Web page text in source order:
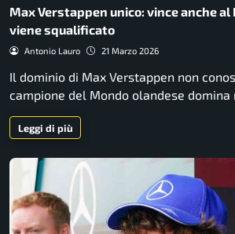
Max Verstappen unico: vince anche
viene squalificato
Antonio Lauro 21 Marzo 2026
Il dominio di Max Verstappen non
campione del Mondo olandese domina
Leggi di più